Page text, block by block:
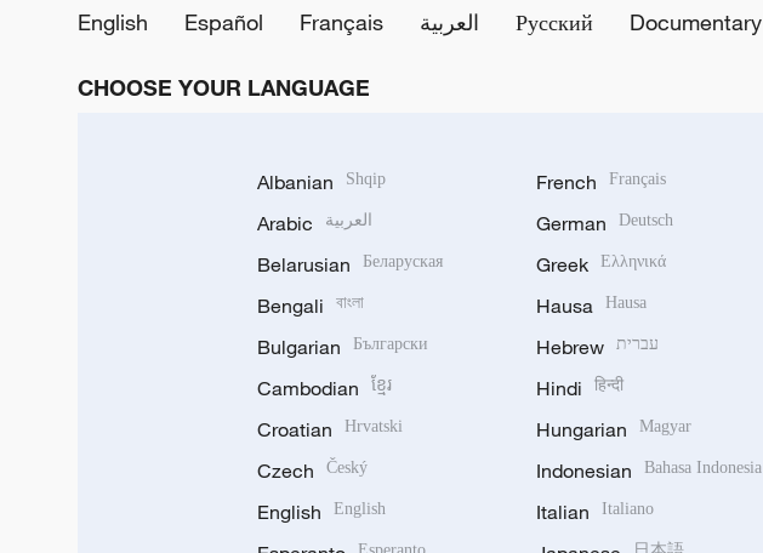
English
Español Français العربية Русский Documentary
CHOOSE YOUR LANGUAGE
Albanian Shqip
Arabic العربية
Belarusian Беларуская
Bengali বাংলা
Bulgarian Български
Cambodian ខ្មែរ
Croatian Hrvatski
Czech Český
English English
French Français
German Deutsch
Greek Ελληνικά
Hausa Hausa
Hebrew עברית
Hindi हिन्दी
Hungarian Magyar
Indonesian Bahasa Indonesia
Italian Italiano